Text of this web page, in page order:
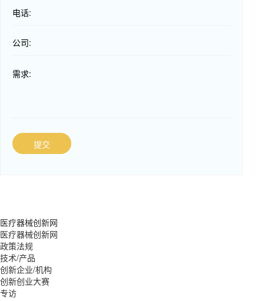
电话:
公司:
需求:
提交
医疗器械创新网
医疗器械创新网
政策法规
技术/产品
创新企业/机构
创新创业大赛
专访